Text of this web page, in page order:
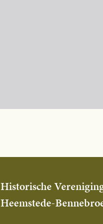
Historische
Heemstede-